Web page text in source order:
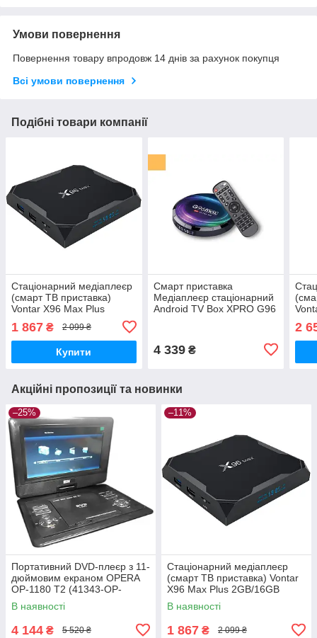
Умови повернення
Повернення товару впродовж 14 днів за рахунок покупця
Всі умови повернення
Подібні товари компанії
Стаціонарний медіаплеєр
(смарт ТВ приставка)
Vontar X96 Max Plus
Max Plus (2/16)_1350)
1 867 ₴ 2 099 ₴
Купити
Смарт приставка
Медіаплеєр стаціонарний
Android TV Box XPRO G96
4 339₴
Max
2
Акційні пропозиції та новинки
–25%
Портативний DVD-плеєр з 11-
дюймовим екраном OPERA
OP-1180 T2 (41343-OP-
1180_2772)
В наявності
4 144 ₴ 5 520 ₴
–11%
Стаціонарний медіаплеєр
(смарт ТВ приставка) Vontar
X96 Max Plus 2GB/16GB
чорний (X96 Max Plus
(2/16)_1350)
В наявності
1 867 ₴ 2 099 ₴